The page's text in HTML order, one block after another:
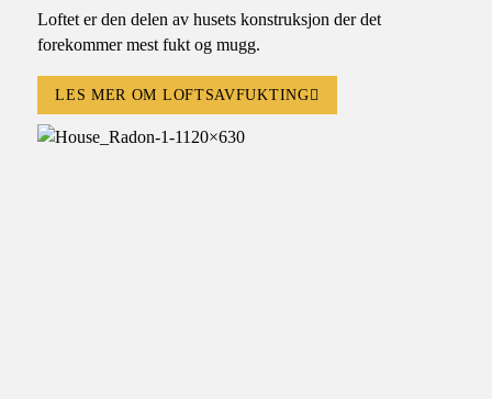
Loftet er den delen av husets konstruksjon der det
forekommer mest fukt og mugg.
LES MER OM LOFTSAVFUKTING